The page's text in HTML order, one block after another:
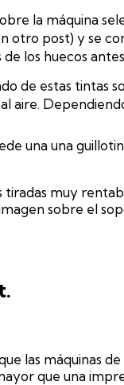
la máquina
otro post) y se
los huecos
de estas tintas
aire.
una una
muy
sobre el
las máquinas
que una